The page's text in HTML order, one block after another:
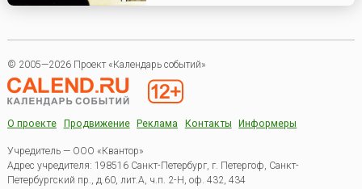
© 2005—2026 Проект «Календарь событий»
О проекте Продвижение Реклама Контакты Информеры
Учредитель — ООО «Квантор»
Адрес учредителя: 198516 Санкт-Петербург, г. Петергоф, Санкт-
Петербургский пр., д.60, лит.А, ч.п. 2-Н, оф. 432, 434